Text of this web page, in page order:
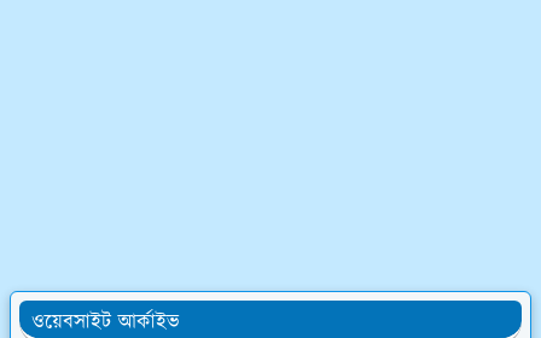
ওয়েবসাইট আর্কাইভ